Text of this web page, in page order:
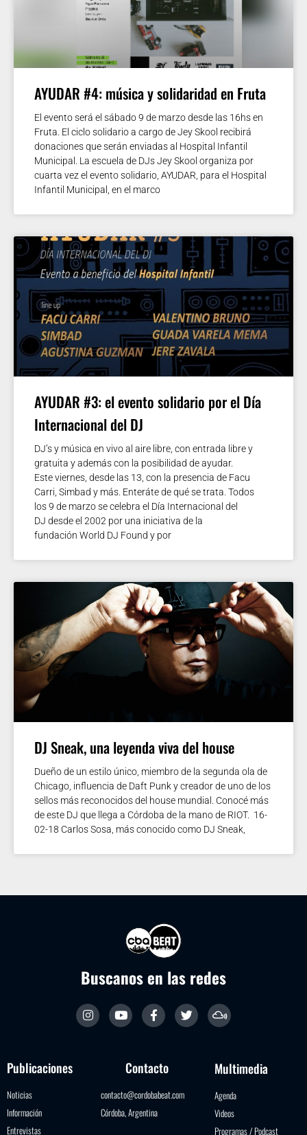
AYUDAR #4: música y solidaridad en Fruta
El evento será el sábado 9 de marzo desde las 16hs en
Fruta. El ciclo solidario a cargo de Jey Skool recibirá
donaciones que serán enviadas al Hospital Infantil
Municipal. La escuela de DJs Jey Skool organiza por
cuarta vez el evento solidario, AYUDAR, para el Hospital
Infantil Municipal, en el marco
AYUDAR #3: el evento solidario por el Día
Internacional del DJ
DJ’s y música en vivo al aire libre, con entrada libre y
gratuita y además con la posibilidad de ayudar.
Este viernes, desde las 13, con la presencia de Facu
Carri, Simbad y más. Enteráte de qué se trata. Todos
los 9 de marzo se celebra el Día Internacional del
DJ desde el 2002 por una iniciativa de la
fundación World DJ Found y por
DJ Sneak, una leyenda viva del house
Dueño de un estilo único, miembro de la segunda ola de
Chicago, influencia de Daft Punk y creador de uno de los
sellos más reconocidos del house mundial. Conocé más
de este DJ que llega a Córdoba de la mano de RIOT. 16-
02-18 Carlos Sosa, más conocido como DJ Sneak,
Buscanos en las redes
Publicaciones
Noticias
Información
Entrevistas
Contacto
contacto@cordobabeat.com
Córdoba, Argentina
Multimedia
Agenda
Videos
Programas / Podcast